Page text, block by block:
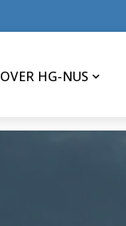
OVER HG-NUS